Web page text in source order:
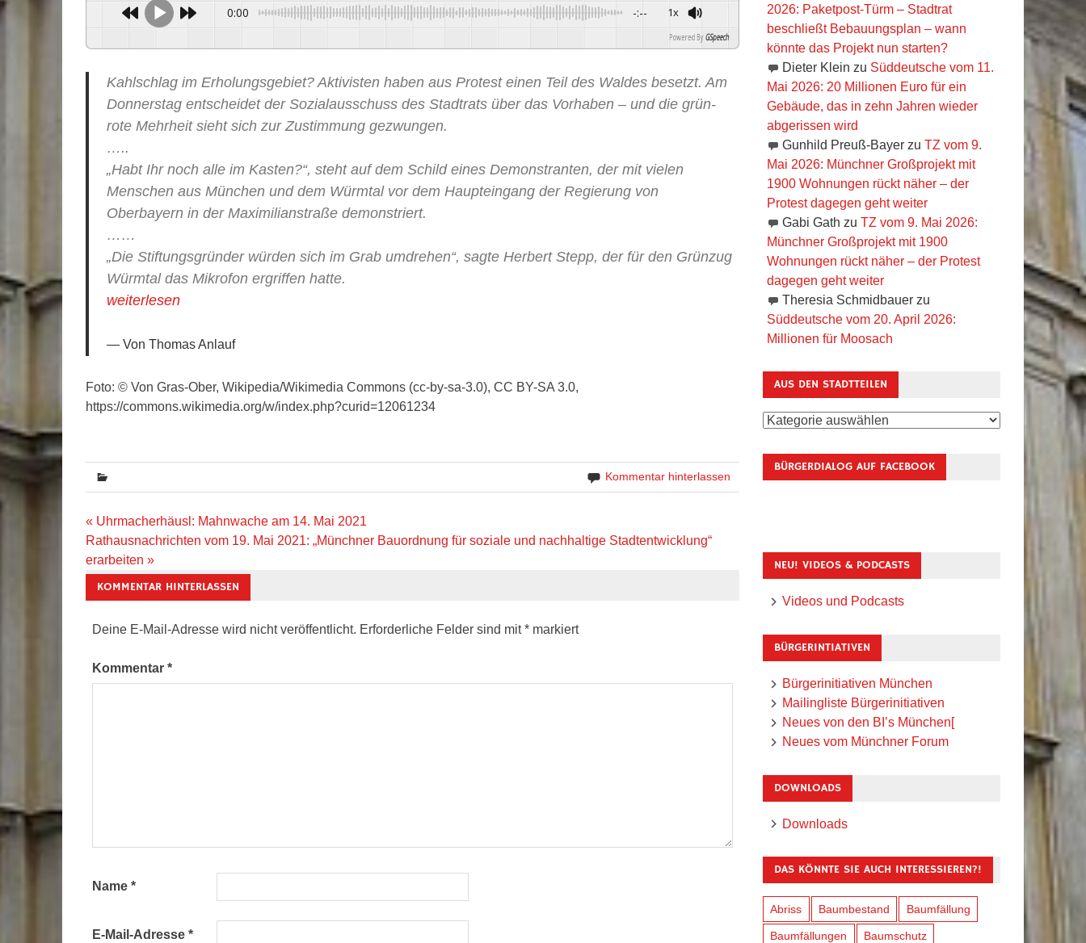
0:00 -:-- 1x
Powered By GSpeech
Kahlschlag im Erholungsgebiet? Aktivisten haben aus Protest einen Teil des Waldes besetzt. Am
Donnerstag entscheidet der Sozialausschuss des Stadtrats über das Vorhaben – und die grün-
rote Mehrheit sieht sich zur Zustimmung gezwungen.
…..
„Habt Ihr noch alle im Kasten?“, steht auf dem Schild eines Demonstranten, der mit vielen
Menschen aus München und dem Würmtal vor dem Haupteingang der Regierung von
Oberbayern in der Maximilianstraße demonstriert.
……
„Die Stiftungsgründer würden sich im Grab umdrehen“, sagte Herbert Stepp, der für den Grünzug
Würmtal das Mikrofon ergriffen hatte.
weiterlesen
Von Thomas Anlauf
Foto: © Von Gras-Ober, Wikipedia/Wikimedia Commons (cc-by-sa-3.0), CC BY-SA 3.0,
https://commons.wikimedia.org/w/index.php?curid=12061234
Kommentar hinterlassen
Beitragsnavigation
« Uhrmacherhäusl: Mahnwache am 14. Mai 2021
Rathausnachrichten vom 19. Mai 2021: „Münchner Bauordnung für soziale und nachhaltige Stadtentwicklung“
erarbeiten »
KOMMENTAR HINTERLASSEN
Deine E-Mail-Adresse wird nicht veröffentlicht. Erforderliche Felder sind mit*markiert
Kommentar *
Name *
E-Mail-Adresse *
2026: Paketpost-Türm – Stadtrat
beschließt Bebauungsplan – wann
könnte das Projekt nun starten?
Dieter Klein zu Süddeutsche vom 11.
Mai 2026: 20 Millionen Euro für ein
Gebäude, das in zehn Jahren wieder
abgerissen wird
Gunhild Preuß-Bayerzu TZ vom 9.
Mai 2026: Münchner Großprojekt mit
1900 Wohnungen rückt näher – der
Protest dagegen geht weiter
Gabi Gath zu TZ vom 9. Mai 2026:
Münchner Großprojekt mit 1900
Wohnungen rückt näher – der Protest
dagegen geht weiter
Theresia Schmidbauerzu
Süddeutsche vom 20. April 2026:
Millionen für Moosach
AUS DEN STADTTEILEN
Aus
Stadtteilen
BÜRGERDIALOG AUF FACEBOOK
NEU! VIDEOS & PODCASTS
Videos und Podcasts
BÜRGERINTIATIVEN
Bürgerinitiativen München
Mailingliste Bürgerinitiativen
Neues von den BI’s München[
Neues vom Münchner Forum
DOWNLOADS
Downloads
DAS KÖNNTE SIE AUCH INTERESSIEREN?!
Abriss Baumbestand Baumfällung
Baumfällungen Baumschutz